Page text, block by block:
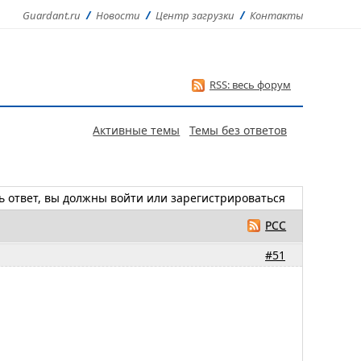
Guardant.ru Новости Центр загрузки Контакты
RSS: весь форум
Активные темы Темы без ответов
ответ, вы должны войти или зарегистрироваться
РСС
#51